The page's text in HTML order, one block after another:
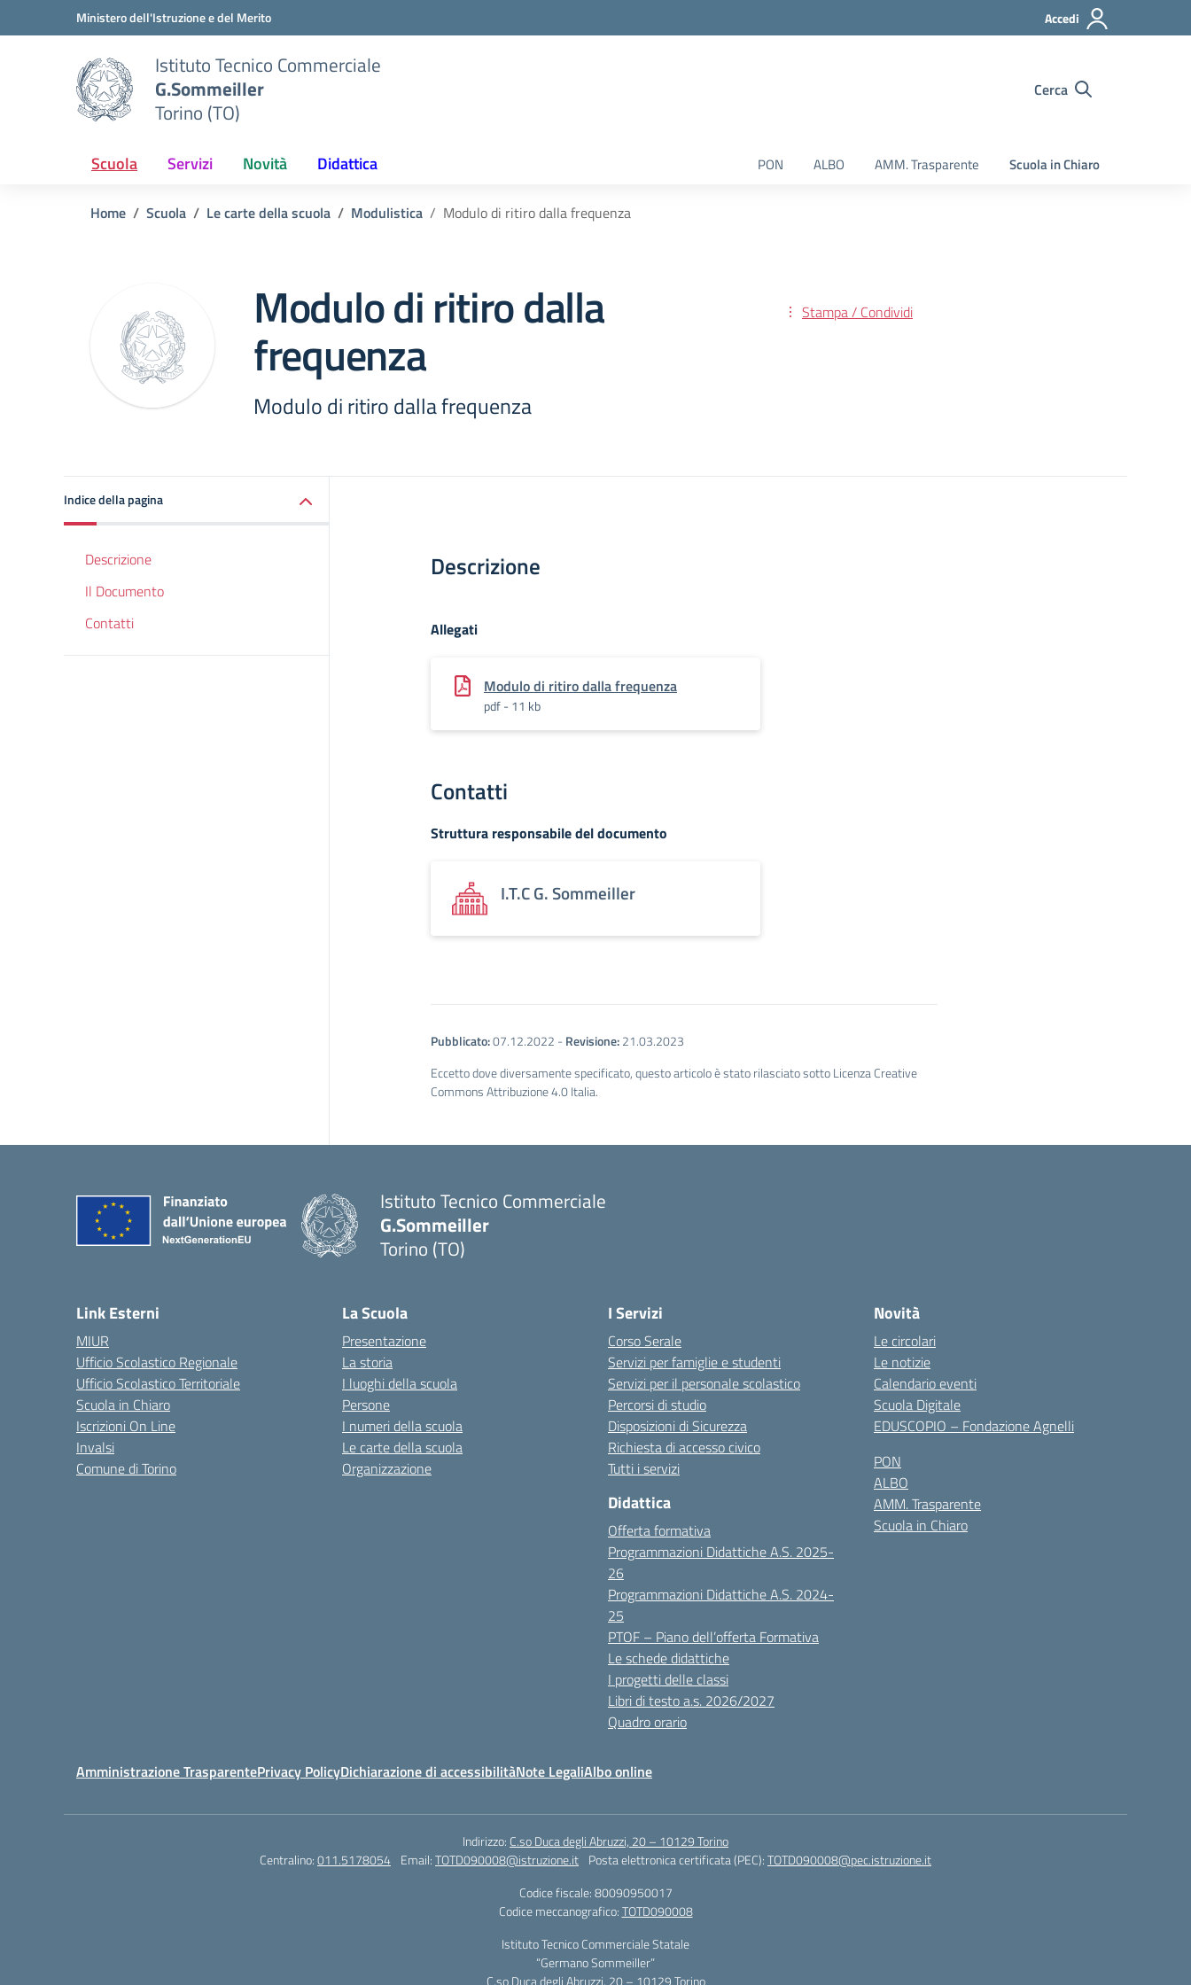
Vai ai contenuti
Vai al menu di navigazioneMinistero dell'Istruzione e del Merito Accedi
Istituto Tecnico Commerciale
G.Sommeiller
Torino (TO)
Cerca
Scuola Servizi Novità Didattica PON ALBO AMM. Trasparente Scuola in Chiaro
Home Scuola Le carte della scuola Modulistica Modulo di ritiro dalla frequenza
Modulo di ritiro dalla
frequenza
Modulo di ritiro dalla frequenza
Stampa / Condividi
Indice della pagina
Descrizione
Il Documento
Contatti
Descrizione
Allegati
Modulo di ritiro dalla frequenza
pdf - 11 kb
Contatti
Struttura responsabile del documento
I.T.C G. Sommeiller
Pubblicato:07.12.2022 -Revisione:21.03.2023
Eccetto dove diversamente specificato, questo articolo è stato rilasciato sotto Licenza Creative
Commons Attribuzione 4.0 Italia.
Istituto Tecnico Commerciale
G.Sommeiller
Torino (TO)
Link Esterni
MIUR
Ufficio Scolastico Regionale
Ufficio Scolastico Territoriale
Scuola in Chiaro
Iscrizioni On Line
Invalsi
Comune di Torino
La Scuola
Presentazione
La storia
I luoghi della scuola
Persone
I numeri della scuola
Le carte della scuola
Organizzazione
I Servizi
Corso Serale
Servizi per famiglie e studenti
Servizi per il personale scolastico
Percorsi di studio
Disposizioni di Sicurezza
Richiesta di accesso civico
Tutti i servizi
Didattica
Offerta formativa
Programmazioni Didattiche A.S. 2025-
26
Programmazioni Didattiche A.S. 2024-
25
PTOF – Piano dell’offerta Formativa
Le schede didattiche
I progetti delle classi
Libri di testo a.s. 2026/2027
Quadro orario
Novità
Le circolari
Le notizie
Calendario eventi
Scuola Digitale
EDUSCOPIO – Fondazione Agnelli
PON
ALBO
AMM. Trasparente
Scuola in Chiaro
Amministrazione TrasparentePrivacy PolicyDichiarazione di accessibilitàNote LegaliAlbo online
Indirizzo: C.so Duca degli Abruzzi, 20 – 10129 Torino
Centralino:011.5178054 Email:TOTD090008@istruzione.it Posta elettronica certificata (PEC):TOTD090008@pec.istruzione.it
Codice fiscale: 80090950017
Codice meccanografico:TOTD090008
Istituto Tecnico Commerciale Statale
“Germano Sommeiller”
C.so Duca degli Abruzzi, 20 – 10129 Torino